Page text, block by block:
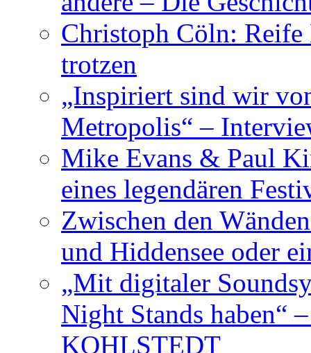
Christoph Cöln:
trotzen
„Inspiriert sind wir
Metropolis“ –
Mike Evans & Paul
eines legendären
Zwischen den
und Hiddensee oder
„Mit digitaler
Night Stands haben“
KOHLSTEDT